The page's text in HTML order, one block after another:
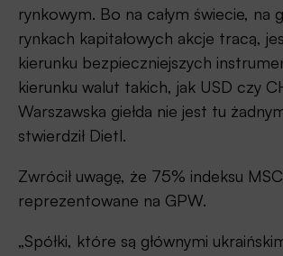
rynkowym. Bo na całym świecie, na
rynkach kapitałowych akcje tracą,
kierunku bezpieczniejszych
kierunku walut takich, jak USD czy
Warszawska giełda nie jest tu
stwierdził Dietl.
Zwrócił uwagę, że 75% indeksu
reprezentowane na GPW.
„Spółki, które są głównymi